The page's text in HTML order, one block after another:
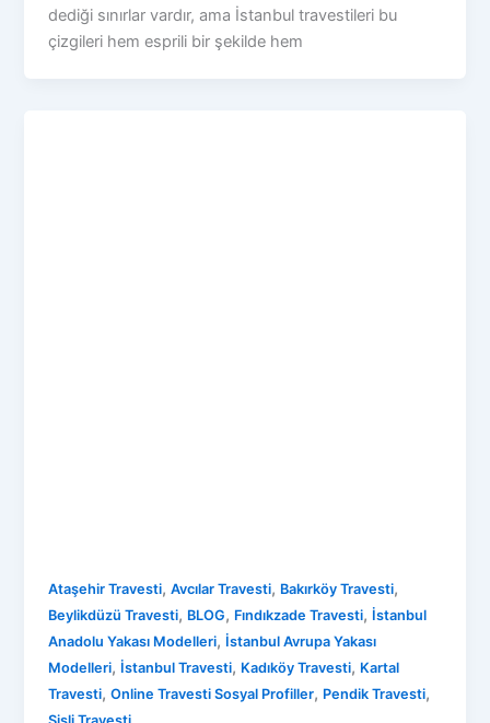
dediği sınırlar vardır, ama İstanbul travestileri bu
çizgileri hem esprili bir şekilde hem
Ataşehir Travesti,Avcılar Travesti, Bakırköy Travesti,
Beylikdüzü Travesti, BLOG, Fındıkzade Travesti, İstanbul
Anadolu Yakası Modelleri, İstanbul Avrupa Yakası
Modelleri, İstanbul Travesti, Kadıköy Travesti, Kartal
Travesti,Online Travesti Sosyal Profiller, Pendik Travesti,